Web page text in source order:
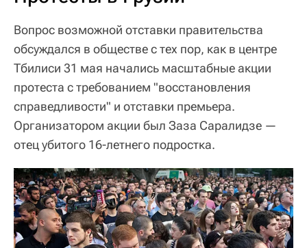
Вопрос возможной отставки правительства
обсуждался в обществе с тех пор, как в центре
Тбилиси 31 мая начались масштабные акции
протеста с требованием "восстановления
справедливости" и отставки премьера.
Организатором акции был Заза Саралидзе —
отец убитого 16-летнего подростка.